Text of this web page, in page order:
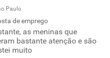
Paulo
de emprego
as meninas que
bastante atenção e são
muito